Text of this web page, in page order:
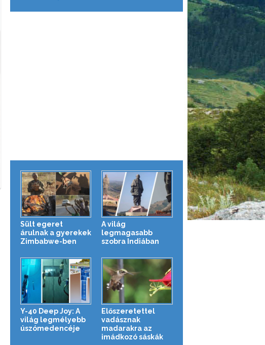
Sült egeret
árulnak a gyerekek
Zimbabwe-ben
A világ
legmagasabb
szobra Indiában
Y-40 Deep Joy: A
világ legmélyebb
úszómedencéje
Előszeretettel
vadásznak
madarakra az
imádkozó sáskák